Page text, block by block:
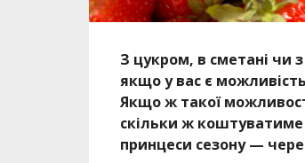
З цукром, в сметані чи
якщо у вас є
Якщо ж такої
скільки ж коштуватиме
принцеси сезону —